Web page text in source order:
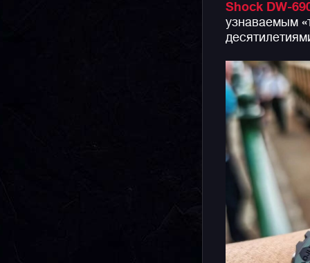
Shock DW-
узнаваемым